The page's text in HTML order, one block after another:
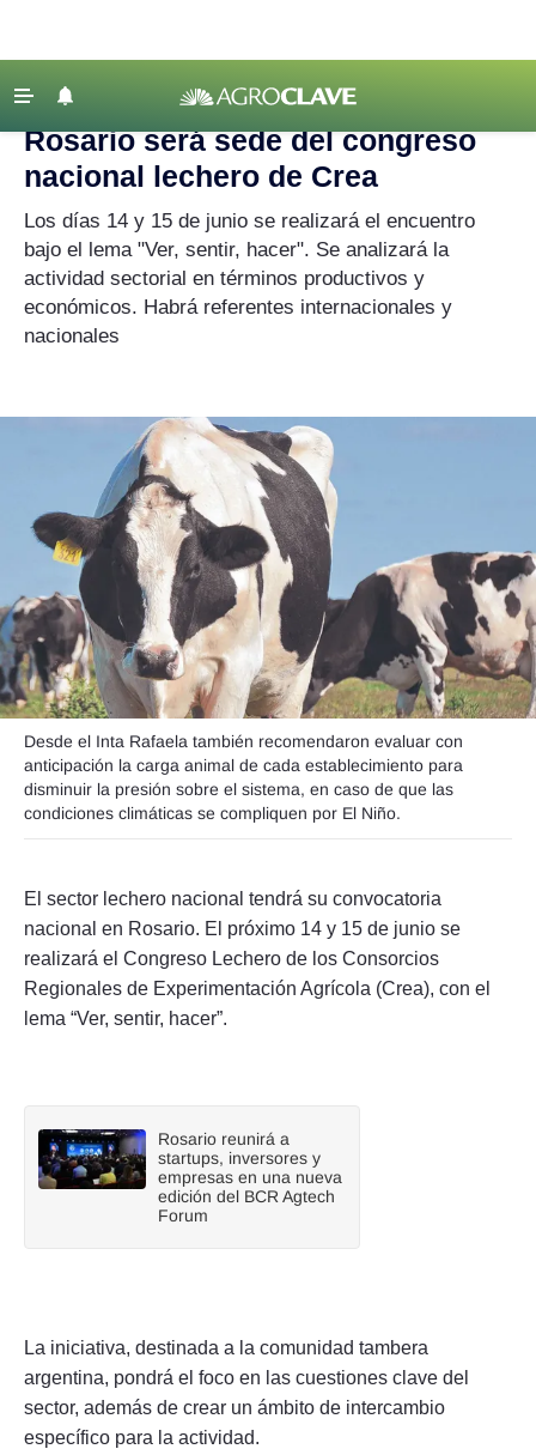
Agricultura
Lechería
Tecnología
Maquinaria agrícola
Agronegocios
Mercados
Seguinos
‹ VOLVER
Agroclave Rosario
Rosario será sede del congreso
nacional lechero de Crea
Los días 14 y 15 de junio se realizará el encuentro
bajo el lema "Ver, sentir, hacer". Se analizará la
actividad sectorial en términos productivos y
económicos. Habrá referentes internacionales y
nacionales
Desde el Inta Rafaela también recomendaron evaluar con
anticipación la carga animal de cada establecimiento para
disminuir la presión sobre el sistema, en caso de que las
condiciones climáticas se compliquen por El Niño.
El sector lechero nacional tendrá su convocatoria
nacional en Rosario. El próximo 14 y 15 de junio se
realizará el Congreso Lechero de los Consorcios
Regionales de Experimentación Agrícola (Crea), con el
lema “Ver, sentir, hacer”.
Rosario reunirá a
startups, inversores y
empresas en una nueva
edición del BCR Agtech
Forum
La iniciativa, destinada a la comunidad tambera
argentina, pondrá el foco en las cuestiones clave del
sector, además de crear un ámbito de intercambio
específico para la actividad.